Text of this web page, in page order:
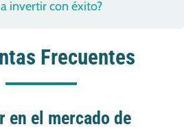
invertir con éxito?
Frecuentes
en el mercado de